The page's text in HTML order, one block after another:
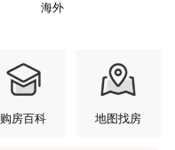
海外
购房百科 地图找房